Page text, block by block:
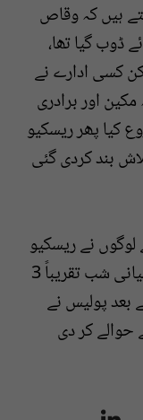
ہیں کہ وقاص
ہوئے ڈوب گیا تھا،
کسی ادارے نے
اور برادری
کیا پھر ریسکیو
بند کردی گئی
لوگوں نے ریسکیو
1122 کی مدد سے اتوار اور پیر کی درمیانی شب تقریباً 3
پولیس نے
حوالے کر دی